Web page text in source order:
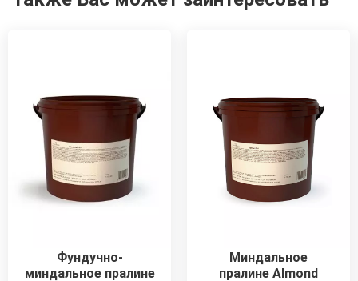
Фундучно-
миндальное пралине
Миндальное
пралине Almond